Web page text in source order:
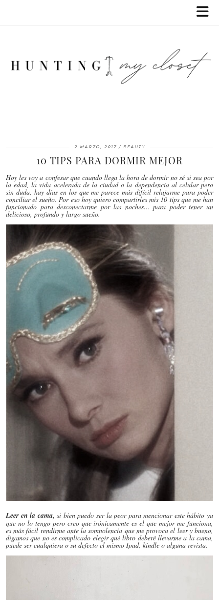
2 MARZO, 2017 BEAUTY
10 TIPS PARA DORMIR MEJOR
Hoy les voy a confesar que cuando llega la hora de dormir no sé si sea por
la edad, la vida acelerada de la ciudad o la dependencia al celular pero
sin duda, hay días en los que me parece más difícil relajarme para poder
conciliar el sueño. Por eso hoy quiero compartirles mis 10 tips que me han
funcionado para desconectarme por las noches… para poder tener un
delicioso, profundo y largo sueño.
Leer en la cama, si bien puedo ser la peor para mencionar este hábito ya
que no lo tengo pero creo que irónicamente es el que mejor me funciona,
es más fácil rendirme ante la somnolencia que me provoca el leer y bueno,
digamos que no es complicado elegir qué libro deberé llevarme a la cama,
puede ser cualquiera o su defecto el mismo Ipad, kindle o alguna revista.